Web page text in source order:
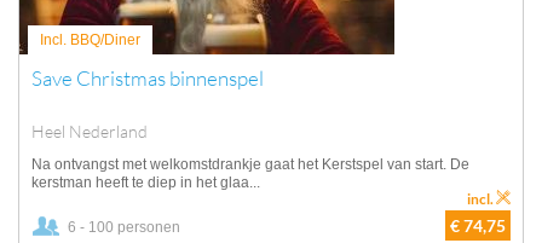
Incl. BBQ/Diner
Save Christmas binnenspel
Heel Nederland
Na ontvangst met welkomstdrankje gaat het Kerstspel van start. De
kerstman heeft te diep in het glaa...
6 - 100 personen € 74,75
incl.